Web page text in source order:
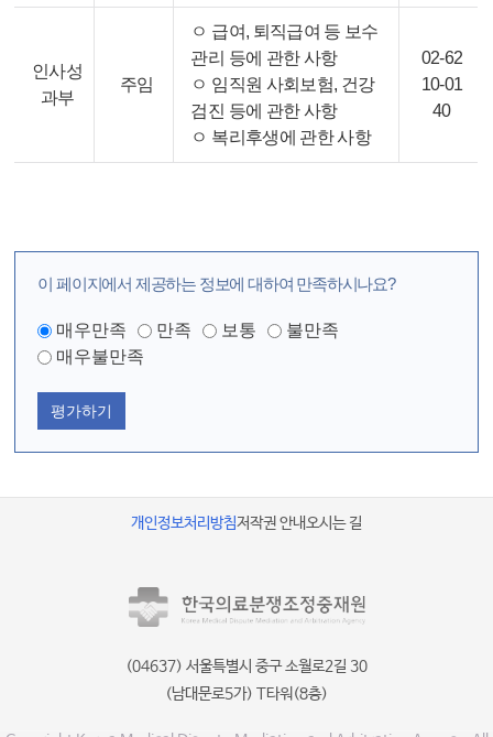
인사성
과부
주임
ㅇ 급여, 퇴직급여 등 보수
관리 등에 관한 사항
ㅇ 임직원 사회보험, 건강
검진 등에 관한 사항
ㅇ 복리후생에 관한 사항
02-62
10-01
40
이 페이지에서 제공하는 정보에 대하여 만족하시나요?
매우만족 만족 보통
불만족
매우불만족
평가하기
개인정보처리방침저작권 안내오시는 길
(04637) 서울특별시 중구 소월로2길 30
(남대문로5가) T타워(8층)